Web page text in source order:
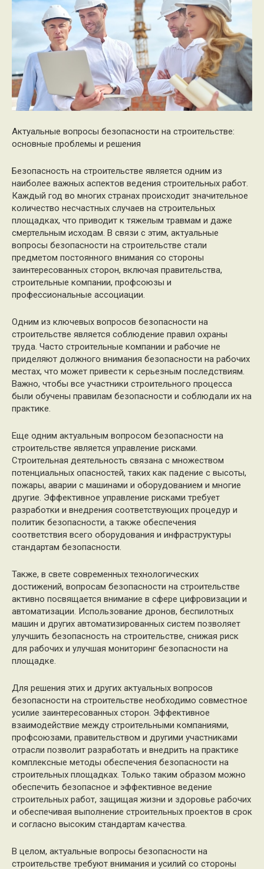
Актуальные вопросы безопасности на строительстве:
основные проблемы и решения
Безопасность на строительстве является одним из
наиболее важных аспектов ведения строительных работ.
Каждый год во многих странах происходит значительное
количество несчастных случаев на строительных
площадках, что приводит к тяжелым травмам и даже
смертельным исходам. В связи с этим, актуальные
вопросы безопасности на строительстве стали
предметом постоянного внимания со стороны
заинтересованных сторон, включая правительства,
строительные компании, профсоюзы и
профессиональные ассоциации.
Одним из ключевых вопросов безопасности на
строительстве является соблюдение правил охраны
труда. Часто строительные компании и рабочие не
приделяют должного внимания безопасности на рабочих
местах, что может привести к серьезным последствиям.
Важно, чтобы все участники строительного процесса
были обучены правилам безопасности и соблюдали их на
практике.
Еще одним актуальным вопросом безопасности на
строительстве является управление рисками.
Строительная деятельность связана с множеством
потенциальных опасностей, таких как падение с высоты,
пожары, аварии с машинами и оборудованием и многие
другие. Эффективное управление рисками требует
разработки и внедрения соответствующих процедур и
политик безопасности, а также обеспечения
соответствия всего оборудования и инфраструктуры
стандартам безопасности.
Также, в свете современных технологических
достижений, вопросам безопасности на строительстве
активно посвящается внимание в сфере цифровизации и
автоматизации. Использование дронов, беспилотных
машин и других автоматизированных систем позволяет
улучшить безопасность на строительстве, снижая риск
для рабочих и улучшая мониторинг безопасности на
площадке.
Для решения этих и других актуальных вопросов
безопасности на строительстве необходимо совместное
усилие заинтересованных сторон. Эффективное
взаимодействие между строительными компаниями,
профсоюзами, правительством и другими участниками
отрасли позволит разработать и внедрить на практике
комплексные методы обеспечения безопасности на
строительных площадках. Только таким образом можно
обеспечить безопасное и эффективное ведение
строительных работ, защищая жизни и здоровье рабочих
и обеспечивая выполнение строительных проектов в срок
и согласно высоким стандартам качества.
В целом, актуальные вопросы безопасности на
строительстве требуют внимания и усилий со стороны